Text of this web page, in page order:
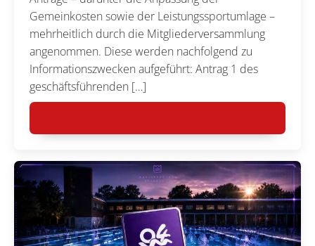
Gemeinkosten sowie der Leistungssportumlage –
mehrheitlich durch die Mitgliederversammlung
angenommen. Diese werden nachfolgend zu
Informationszwecken aufgeführt: Antrag 1 des
geschäftsführenden […]